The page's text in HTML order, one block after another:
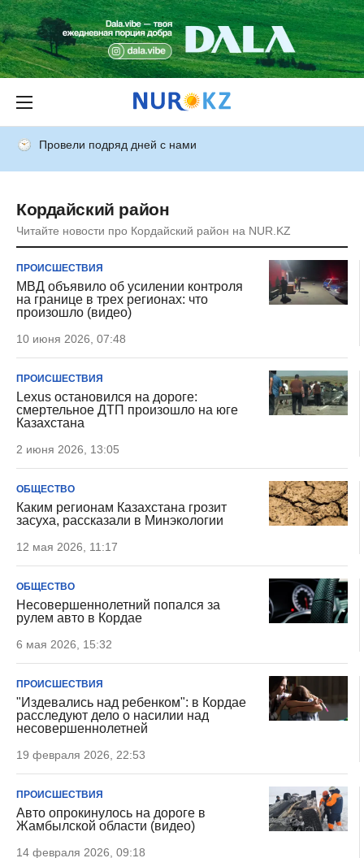
Провели подряд дней с нами
Кордайский район
Читайте новости про Кордайский район на NUR.KZ
ПРОИСШЕСТВИЯ
МВД объявило об усилении контроля
на границе в трех регионах: что
произошло (видео)
10 июня 2026, 07:48
ПРОИСШЕСТВИЯ
Lexus остановился на дороге:
смертельное ДТП произошло на юге
Казахстана
2 июня 2026, 13:05
ОБЩЕСТВО
Каким регионам Казахстана грозит
засуха, рассказали в Минэкологии
12 мая 2026, 11:17
ОБЩЕСТВО
Несовершеннолетний попался за
рулем авто в Кордае
6 мая 2026, 15:32
ПРОИСШЕСТВИЯ
"Издевались над ребенком": в Кордае
расследуют дело о насилии над
несовершеннолетней
19 февраля 2026, 22:53
ПРОИСШЕСТВИЯ
Авто опрокинулось на дороге в
Жамбылской области (видео)
14 февраля 2026, 09:18